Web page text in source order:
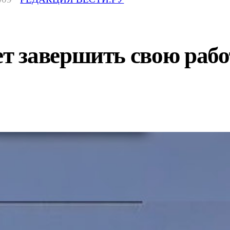
свою